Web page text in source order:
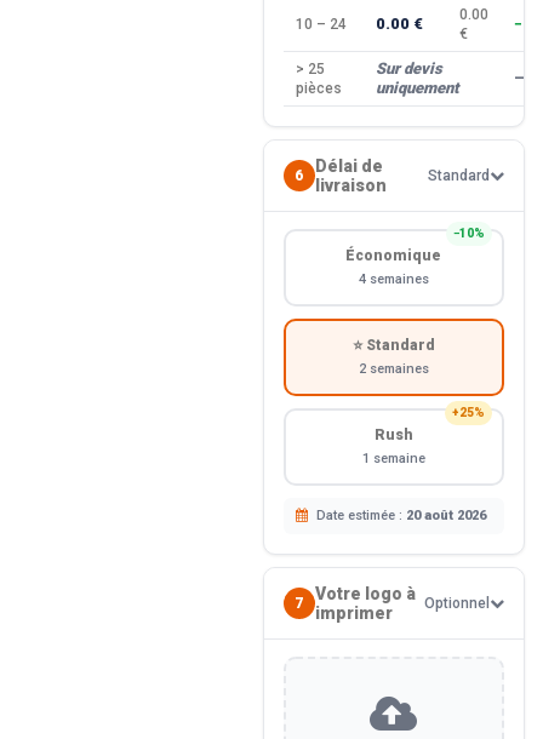
10 – 24 0.00 €
0.00
€
> 25
pièces
Sur devis
uniquement
—
6
Délai de
livraison
Standard
−10%
Économique
4 semaines
⭐ Standard
2 semaines
+25%
Rush
1 semaine
Date estimée : 20 août 2026
7
Votre logo à
imprimer
Optionnel